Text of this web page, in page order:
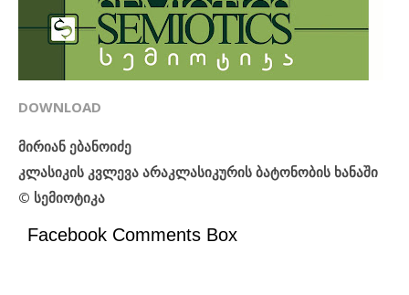
DOWNLOAD
მირიან ებანოიძე
კლასიკის კვლევა არაკლასიკურის ბატონობის ხანაში
© სემიოტიკა
Facebook Comments Box